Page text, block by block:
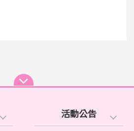
活動公告